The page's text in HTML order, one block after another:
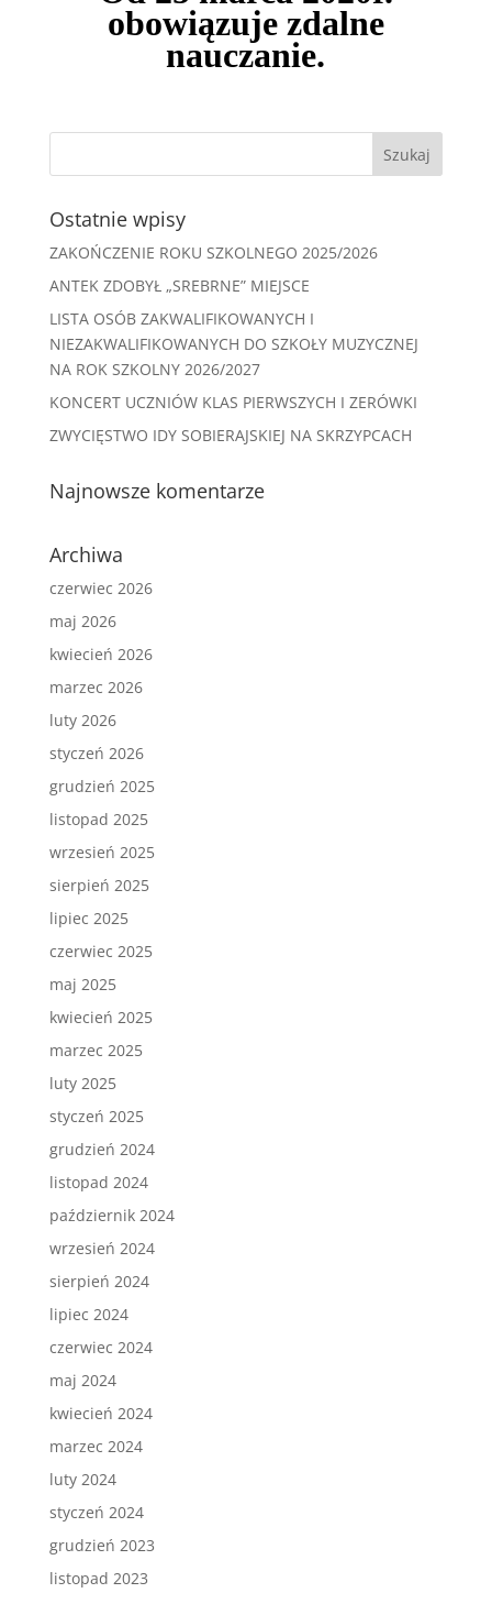
obowiązuje zdalne
nauczanie.
Ostatnie wpisy
ZAKOŃCZENIE ROKU SZKOLNEGO 2025/2026
ANTEK ZDOBYŁ „SREBRNE” MIEJSCE
LISTA OSÓB ZAKWALIFIKOWANYCH I
NIEZAKWALIFIKOWANYCH DO SZKOŁY MUZYCZNEJ
NA ROK SZKOLNY 2026/2027
KONCERT UCZNIÓW KLAS PIERWSZYCH I ZERÓWKI
ZWYCIĘSTWO IDY SOBIERAJSKIEJ NA SKRZYPCACH
Najnowsze komentarze
Archiwa
czerwiec 2026
maj 2026
kwiecień 2026
marzec 2026
luty 2026
styczeń 2026
grudzień 2025
listopad 2025
wrzesień 2025
sierpień 2025
lipiec 2025
czerwiec 2025
maj 2025
kwiecień 2025
marzec 2025
luty 2025
styczeń 2025
grudzień 2024
listopad 2024
październik 2024
wrzesień 2024
sierpień 2024
lipiec 2024
czerwiec 2024
maj 2024
kwiecień 2024
marzec 2024
luty 2024
styczeń 2024
grudzień 2023
listopad 2023